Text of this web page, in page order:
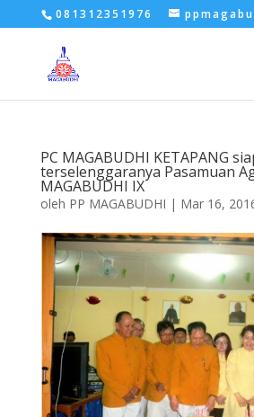
081312351976
PC MAGABUDHI KETAPANG
terselenggaranya Pasamuan
MAGABUDHI IX
oleh PP MAGABUDHI | Mar 16,